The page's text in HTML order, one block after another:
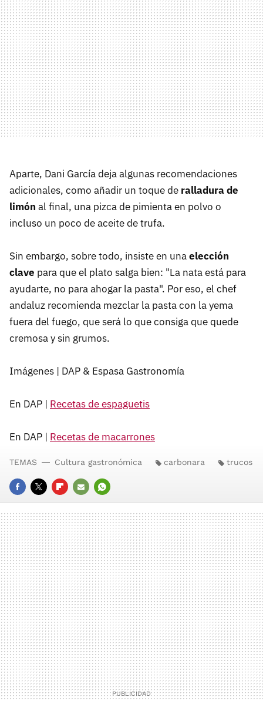
Aparte, Dani García deja algunas recomendaciones
adicionales, como añadir un toque de ralladura de
limón al final, una pizca de pimienta en polvo o
incluso un poco de aceite de trufa.
Sin embargo, sobre todo, insiste en unaelección
clave para que el plato salga bien: "La nata está para
ayudarte, no para ahogar la pasta". Por eso, el chef
andaluz recomienda mezclar la pasta con la yema
fuera del fuego, que será lo que consiga que quede
cremosa y sin grumos.
Imágenes | DAP & Espasa Gastronomía
En DAP | Recetas de espaguetis
En DAP | Recetas de macarrones
FACEBOOK
TWITTERFLIPBOARD
E-
MAIL
WHATSAPP
TEMAS Cultura gastronómica carbonara trucos